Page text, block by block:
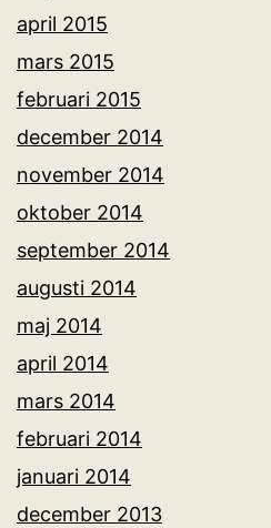
april 2015
mars 2015
februari 2015
december 2014
november 2014
oktober 2014
september 2014
augusti 2014
maj 2014
april 2014
mars 2014
februari 2014
januari 2014
december 2013